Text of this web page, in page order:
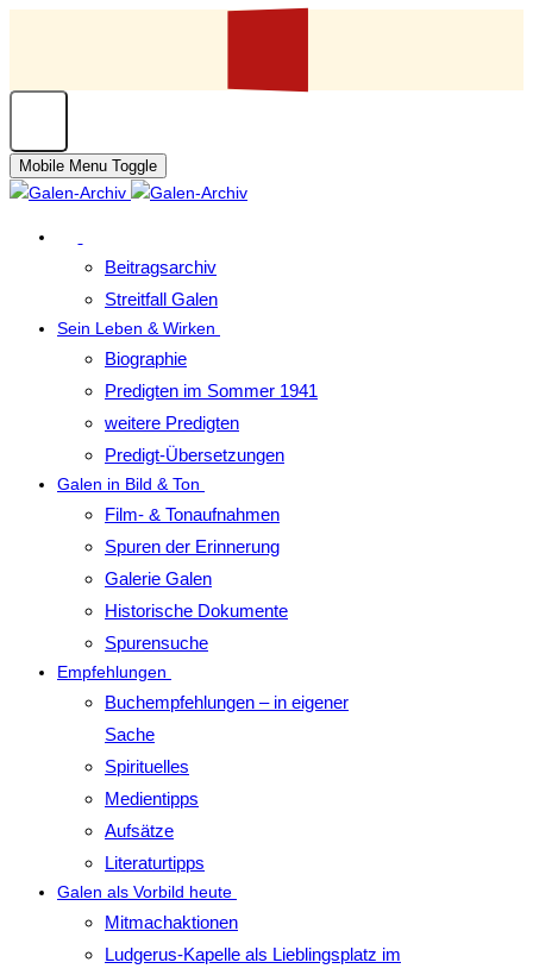
Mobile Menu Toggle
Beitragsarchiv
Streitfall Galen
Sein Leben & Wirken
Biographie
Predigten im Sommer 1941
weitere Predigten
Predigt-Übersetzungen
Galen in Bild & Ton
Film- & Tonaufnahmen
Spuren der Erinnerung
Galerie Galen
Historische Dokumente
Spurensuche
Empfehlungen
Buchempfehlungen – in eigener
Sache
Spirituelles
Medientipps
Aufsätze
Literaturtipps
Galen als Vorbild heute
Mitmachaktionen
Ludgerus-Kapelle als Lieblingsplatz im